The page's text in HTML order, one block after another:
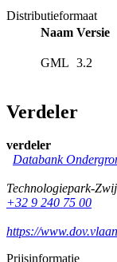
Distributieformaat
Naam Versie
GML 3.2
Verdeler
verdeler
Databank
Technologiepark-
+32 9 240 75 00
https://
Prijsinformatie